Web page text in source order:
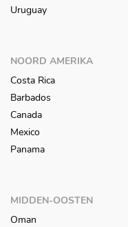
Uruguay
NOORD AMERIKA
Costa Rica
Barbados
Canada
Mexico
Panama
MIDDEN-OOSTEN
Oman